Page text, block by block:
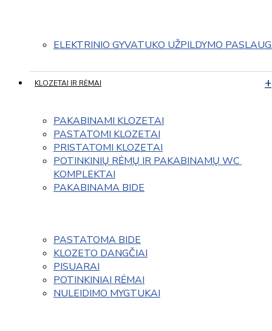
ELEKTRINIO GYVATUKO UŽPILDYMO
KLOZETAI IR RĖMAI
PAKABINAMI KLOZETAI
PASTATOMI KLOZETAI
PRISTATOMI KLOZETAI
POTINKINIŲ RĖMŲ IR PAKABINAMŲ WC
KOMPLEKTAI
PAKABINAMA BIDE
PASTATOMA BIDE
KLOZETO DANGČIAI
PISUARAI
POTINKINIAI RĖMAI
NULEIDIMO MYGTUKAI